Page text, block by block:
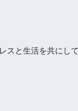
と生活を共にし